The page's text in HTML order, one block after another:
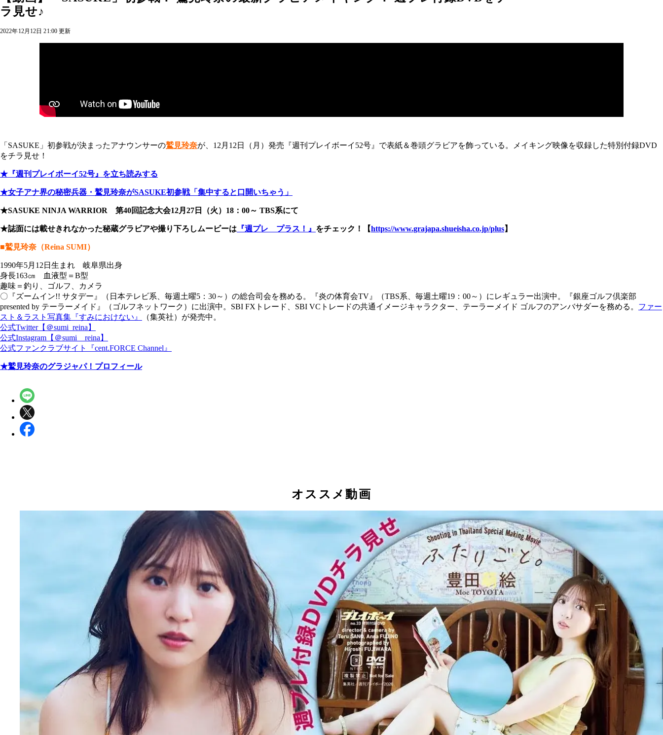
ラ見せ♪
2022年12月12日 21:00 更新
「SASUKE」初参戦が決まったアナウンサーの鷲見玲奈が、12月12日（月）発売『週刊プレイボーイ52号』で表紙＆巻頭グラビアを飾っている。メイキング映像を収録した特別付録DVD
をチラ見せ！
★『週刊プレイボーイ52号』を立ち読みする
★女子アナ界の秘密兵器・鷲見玲奈がSASUKE初参戦「集中すると口開いちゃう」
★SASUKE NINJA WARRIOR 第40回記念大会12月27日（火）18：00～ TBS系にて
★誌面には載せきれなかった秘蔵グラビアや撮り下ろしムービーは 『週プレ プラス！』 をチェック！【https://www.grajapa.shueisha.co.jp/plus】
■鷲見玲奈（Reina SUMI）
1990年5月12日生まれ 岐阜県出身
身長163㎝ 血液型＝B型
趣味＝釣り、ゴルフ、カメラ
〇『ズームイン!! サタデー』（日本テレビ系、毎週土曜5：30～）の総合司会を務める。『炎の体育会TV』（TBS系、毎週土曜19：00～）にレギュラー出演中。『銀座ゴルフ倶楽部
presented by テーラーメイド』（ゴルフネットワーク）に出演中。SBI FXトレード、SBI VCトレードの共通イメージキャラクター、テーラーメイド ゴルフのアンバサダーを務める。 ファー
スト＆ラスト写真集『すみにおけない』
（集英社）が発売中。
公式Twitter【＠sumi_reina】
公式Instagram【＠sumi__reina】
公式ファンクラブサイト『cent.FORCE Channel』
★鷲見玲奈のグラジャパ！プロフィール
オススメ動画